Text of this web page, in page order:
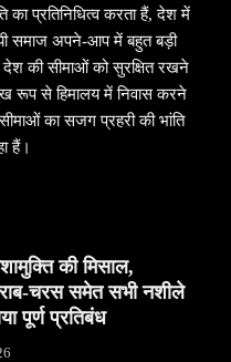
का प्रतिनिधित्व करता हैं, देश में
समाज अपने-आप में बहुत बड़ी
देश की सीमाओं को सुरक्षित रखने
रूप से हिमालय में निवास करने
का सजग प्रहरी की भांति
हैं।
की मिसाल,
चरस समेत सभी नशीले
पूर्ण प्रतिबंध